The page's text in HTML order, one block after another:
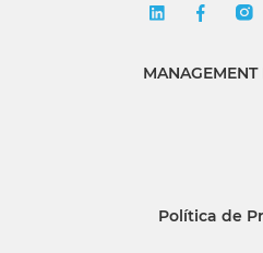
MANAGEMENT
Política de